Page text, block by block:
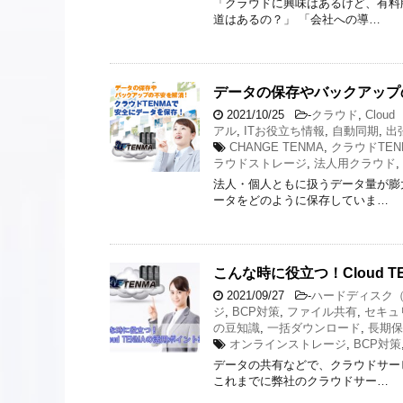
「クラウドに興味はあるけど、有
道はあるの？」 「会社への導…
データの保存やバックアッ
2021/10/25 -クラウド, Cloud
アル, ITお役立ち情報, 自動同期, 出
CHANGE TENMA, クラウド
ラウドストレージ, 法人用クラウド,
法人・個人ともに扱うデータ量が
ータをどのように保存していま…
こんな時に役立つ！Cloud
2021/09/27 -ハードディスク
ジ, BCP対策, ファイル共有, セキュ
の豆知識, 一括ダウンロード, 長期
オンラインストレージ, BCP対策
データの共有などで、クラウドサ
これまでに弊社のクラウドサー…